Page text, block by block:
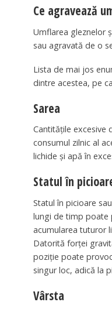
Ce agravează
Umflarea gleznelor
sau agravată de o
Lista de mai jos
dintre acestea, pe
Sarea
Cantitățile excesive
consumul zilnic al
lichide și apă în
Statul în
Statul în picioare
lungi de timp poate
acumularea tuturor
Datorită forței
poziție poate
singur loc, adică la
Vârsta